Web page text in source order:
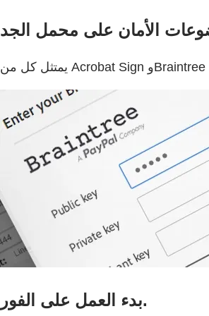
بدء العمل على الفور.